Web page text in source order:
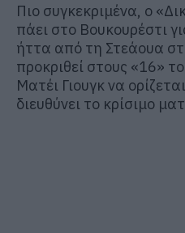
Πιο συγκεκριμένα, ο
πάει στο Βουκουρέστι
ήττα από τη Στεάουα
προκριθεί στους «16»
Ματέι Γιουγκ να
διευθύνει το κρίσιμο